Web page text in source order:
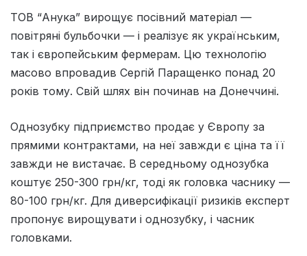
ТОВ “Анука” вирощує посівний матеріал —
повітряні бульбочки — і реалізує як українським,
так і європейським фермерам. Цю технологію
масово впровадив Сергій Паращенко понад 20
років тому. Свій шлях він починав на Донеччині.
Однозубку підприємство продає у Європу за
прямими контрактами, на неї завжди є ціна та її
завжди не вистачає. В середньому однозубка
коштує 250-300 грн/кг, тоді як головка часнику —
80-100 грн/кг. Для диверсифікації ризиків експерт
пропонує вирощувати і однозубку, і часник
головками.